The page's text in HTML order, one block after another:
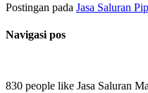
Postingan pada Jasa Saluran
Navigasi pos
830 people like Jasa Saluran